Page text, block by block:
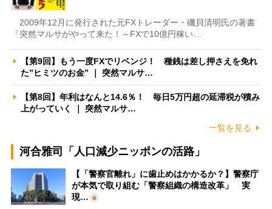
2009年12月に発行された元FXトレーダー・磯貝清明氏の著書
『突然マルサがやって来た！～FXで10億円稼い…
【第9回】もう一度FXでリベンジ！ 種銭は差し押さえを免れ
た”ヒミツのお金” ｜ 突然マルサ…
【第8回】年利はなんと14.6％！ 毎日5万円超の延滞税が積み
上がっていく ｜ 突然マルサ…
一覧を見る
河合雅司「人口減少ニッポンの活路」
【「警察官離れ」に歯止めはかかるか？】警察庁
が本気で取り組む「警察組織の構造改革」 実
現…